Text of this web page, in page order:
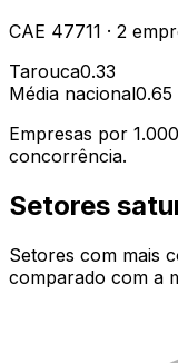
CAE 47711 · 2
Tarouca0.33
Média nacional0.65
Empresas por
concorrência.
Setores
Setores com mais
comparado com a